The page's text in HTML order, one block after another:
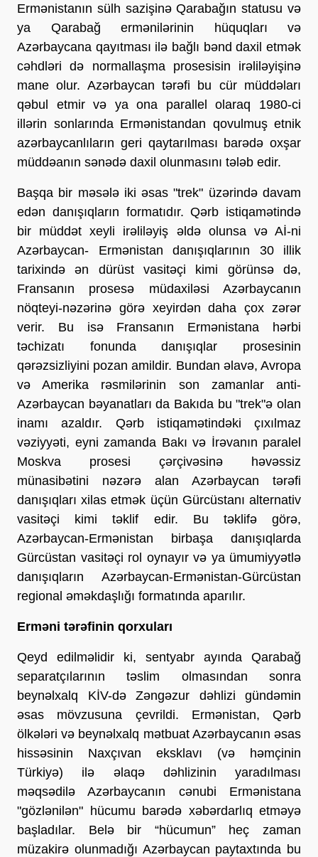
Ermənistanın sülh sazişinə Qarabağın statusu və
ya Qarabağ ermənilərinin hüquqları və
Azərbaycana qayıtması ilə bağlı bənd daxil etmək
cəhdləri də normallaşma prosesisin irəliləyişinə
mane olur. Azərbaycan tərəfi bu cür müddəları
qəbul etmir və ya ona parallel olaraq 1980-ci
illərin sonlarında Ermənistandan qovulmuş etnik
azərbaycanlıların geri qaytarılması barədə oxşar
müddəanın sənədə daxil olunmasını tələb edir.
Başqa bir məsələ iki əsas "trek" üzərində davam
edən danışıqların formatıdır. Qərb istiqamətində
bir müddət xeyli irəliləyiş əldə olunsa və Aİ-ni
Azərbaycan- Ermənistan danışıqlarının 30 illik
tarixində ən dürüst vasitəçi kimi görünsə də,
Fransanın prosesə müdaxiləsi Azərbaycanın
nöqteyi-nəzərinə görə xeyirdən daha çox zərər
verir. Bu isə Fransanın Ermənistana hərbi
təchizatı fonunda danışıqlar prosesinin
qərəzsizliyini pozan amildir. Bundan əlavə, Avropa
və Amerika rəsmilərinin son zamanlar anti-
Azərbaycan bəyanatları da Bakıda bu "trek"ə olan
inamı azaldır. Qərb istiqamətindəki çıxılmaz
vəziyyəti, eyni zamanda Bakı və İrəvanın paralel
Moskva prosesi çərçivəsinə həvəssiz
münasibətini nəzərə alan Azərbaycan tərəfi
danışıqları xilas etmək üçün Gürcüstanı alternativ
vasitəçi kimi təklif edir. Bu təklifə görə,
Azərbaycan-Ermənistan birbaşa danışıqlarda
Gürcüstan vasitəçi rol oynayır və ya ümumiyyətlə
danışıqların Azərbaycan-Ermənistan-Gürcüstan
regional əməkdaşlığı formatında aparılır.
Erməni tərəfinin qorxuları
Qeyd edilməlidir ki, sentyabr ayında Qarabağ
separatçılarının təslim olmasından sonra
beynəlxalq KİV-də Zəngəzur dəhlizi gündəmin
əsas mövzusuna çevrildi. Ermənistan, Qərb
ölkələri və beynəlxalq mətbuat Azərbaycanın əsas
hissəsinin Naxçıvan eksklavı (və həmçinin
Türkiyə) ilə əlaqə dəhlizinin yaradılması
məqsədilə Azərbaycanın cənubi Ermənistana
"gözlənilən" hücumu barədə xəbərdarlıq etməyə
başladılar. Belə bir “hücumun” heç zaman
müzakirə olunmadığı Azərbaycan paytaxtında bu